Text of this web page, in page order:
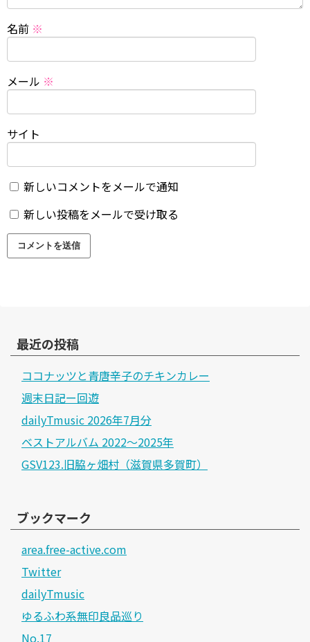
名前 ※
メール ※
サイト
新しいコメントをメールで通知
新しい投稿をメールで受け取る
最近の投稿
ココナッツと青唐辛子のチキンカレー
週末日記ー回遊
dailyTmusic 2026年7月分
ベストアルバム 2022～2025年
GSV123.旧脇ヶ畑村（滋賀県多賀町）
ブックマーク
area.free-active.com
Twitter
dailyTmusic
ゆるふわ系無印良品巡り
No.17